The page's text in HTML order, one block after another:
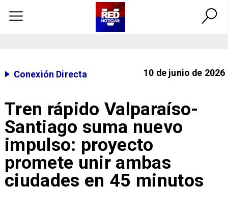
Conexión Directa 10 de junio de 2026
Tren rápido Valparaíso-
Santiago suma nuevo
impulso: proyecto
promete unir ambas
ciudades en 45 minutos